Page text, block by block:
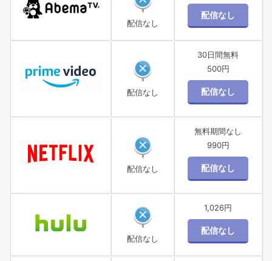
配信なし
配信なし
30日間無料
500円
配信なし
無料期間なし
990円
配信なし
1,026円